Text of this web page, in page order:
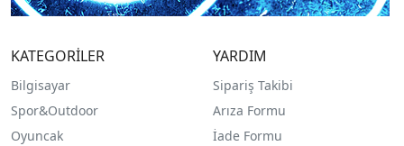
KATEGORİLER
Bilgisayar
Spor&Outdoor
Oyuncak
YARDIM
Sipariş Takibi
Arıza Formu
İade Formu